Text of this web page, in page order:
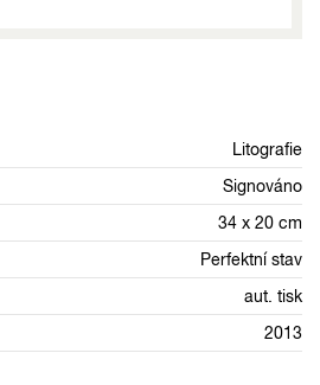
Litografie
Signováno
34 x 20 cm
Perfektní stav
aut. tisk
2013